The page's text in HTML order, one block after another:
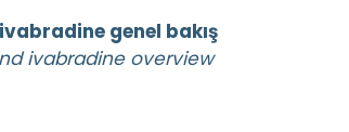
genel bakış
ivabradine overview